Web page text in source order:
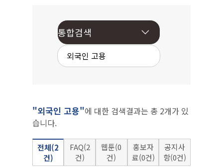
"외국인 고용"에 대한 검색결과는 총 2개가 있
습니다.
전체(2
건)
FAQ(2
건)
웹툰(0
건)
홍보자
료(0건)
공지사
항(0건)